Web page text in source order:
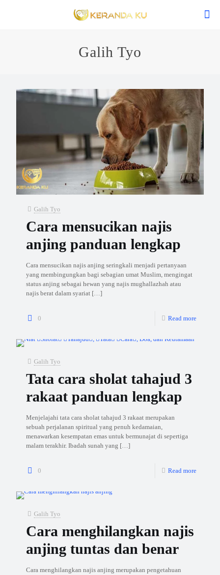
Galih Tyo
Galih Tyo
Cara mensucikan najis
anjing panduan lengkap
Cara mensucikan najis anjing seringkali menjadi pertanyaan
yang membingungkan bagi sebagian umat Muslim, mengingat
status anjing sebagai hewan yang najis mughallazhah atau
najis berat dalam syariat […]
0 Read more
Galih Tyo
Tata cara sholat tahajud 3
rakaat panduan lengkap
Menjelajahi tata cara sholat tahajud 3 rakaat merupakan
sebuah perjalanan spiritual yang penuh kedamaian,
menawarkan kesempatan emas untuk bermunajat di sepertiga
malam terakhir. Ibadah sunah yang […]
0 Read more
Galih Tyo
Cara menghilangkan najis
anjing tuntas dan benar
Cara menghilangkan najis anjing merupakan pengetahuan